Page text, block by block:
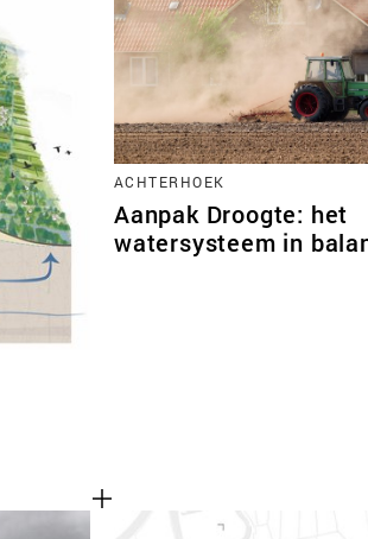
ACHTERHOEK
Aanpak Droogte: het
watersysteem in